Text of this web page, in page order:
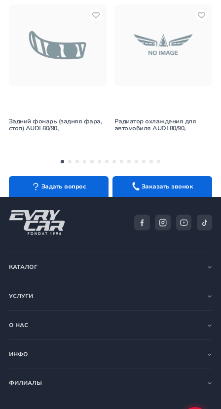
Задний фонарь (задняя фара,
стоп) AUDI 80/90,
Радиатор охлаждения для
автомобиля AUDI 80/90,
Задать вопрос Заказать звонок
КАТАЛОГ
УСЛУГИ
О НАС
ИНФО
ФИЛИАЛЫ